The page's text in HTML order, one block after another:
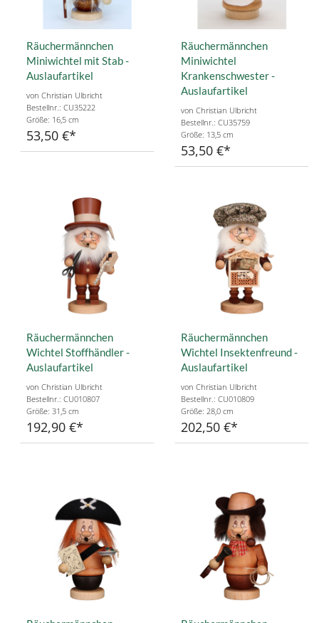
Räuchermännchen
Miniwichtel mit Stab -
Auslaufartikel
von Christian Ulbricht
Bestellnr.: CU35222
Größe: 16,5 cm
53,50 €
Räuchermännchen
Miniwichtel
Krankenschwester -
Auslaufartikel
von Christian Ulbricht
Bestellnr.: CU35759
Größe: 13,5 cm
53,50 €
Räuchermännchen
Wichtel Stoffhändler -
Auslaufartikel
von Christian Ulbricht
Bestellnr.: CU010807
Größe: 31,5 cm
192,90 €
Räuchermännchen
Wichtel Insektenfreund -
Auslaufartikel
von Christian Ulbricht
Bestellnr.: CU010809
Größe: 28,0 cm
202,50 €